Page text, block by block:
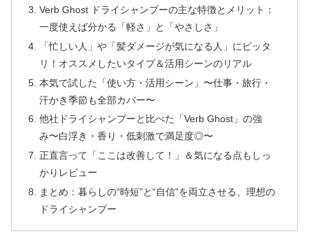
Verb Ghost ドライシャンプーの主な特徴とメリット：
一度使えば分かる「軽さ」と「やさしさ」
「忙しい人」や「髪ダメージが気になる人」にピッタ
リ！オススメしたいタイプ＆活用シーンのリアル
本気で試した「使い方・活用シーン」〜仕事・旅行・
汗かき季節も全部カバー〜
他社ドライシャンプーと比べた「Verb Ghost」の強
み〜白浮き・香り・低刺激で満足度◎〜
正直言って「ここは改善して！」＆気になる点もしっ
かりレビュー
まとめ：暮らしの“時短”と“自信”を両立させる、理想の
ドライシャンプー